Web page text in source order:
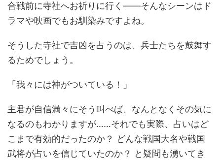
合戦前に寺社へお祈りに行く――そんなシーンはド
ラマや映画でもお馴染みですよね。
そうした寺社で吉凶を占うのは、兵士たちを鼓舞す
るためでしょう。
「我々には神がついている！」
主君が自信満々にそう叫べば、なんとなくその気に
なるのもわかりますが……それでも実際、占いはど
こまで有効的だったのか？ どんな戦国大名や戦国
武将が占いを信じていたのか？ と疑問も湧いてき